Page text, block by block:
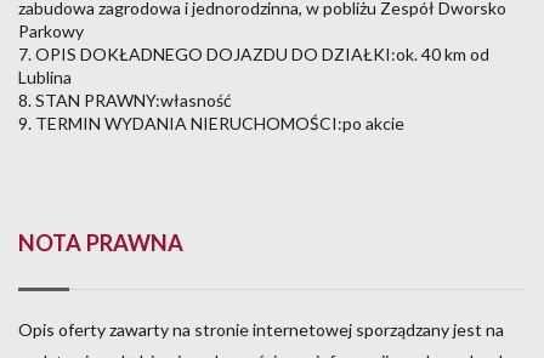
zabudowa zagrodowa i jednorodzinna, w pobliżu Zespół Dworsko
Parkowy
7. OPIS DOKŁADNEGO DOJAZDU DO DZIAŁKI:ok. 40 km od
Lublina
8. STAN PRAWNY:własność
9. TERMIN WYDANIA NIERUCHOMOŚCI:po akcie
NOTA PRAWNA
Opis oferty zawarty na stronie internetowej sporządzany jest na